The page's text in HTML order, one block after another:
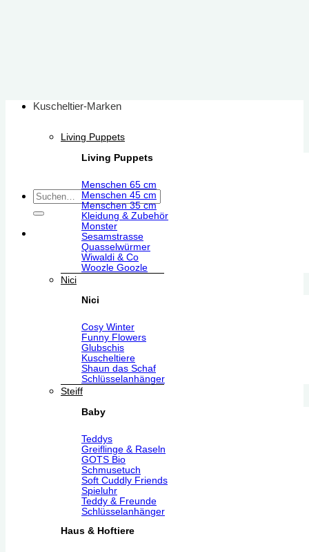
Suchen
nach:
Kuscheltier-Marken
Living Puppets
Living Puppets
Menschen 65 cm
Menschen 45 cm
Menschen 35 cm
Kleidung & Zubehör
Monster
Sesamstrasse
Quasselwürmer
Wiwaldi & Co
Woozle Goozle
Nici
Nici
Cosy Winter
Funny Flowers
Glubschis
Kuscheltiere
Shaun das Schaf
Schlüsselanhänger
Steiff
Baby
Teddys
Greiflinge & Raseln
GOTS Bio
Schmusetuch
Soft Cuddly Friends
Spieluhr
Teddy & Freunde
Schlüsselanhänger
Haus & Hoftiere